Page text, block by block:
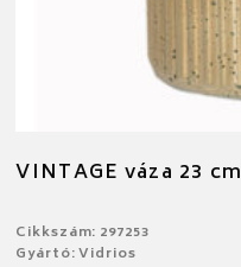
VINTAGE váza 23 cm
Cikkszám: 297253
Gyártó: Vidrios